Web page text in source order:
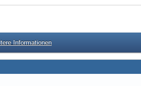
Informationen